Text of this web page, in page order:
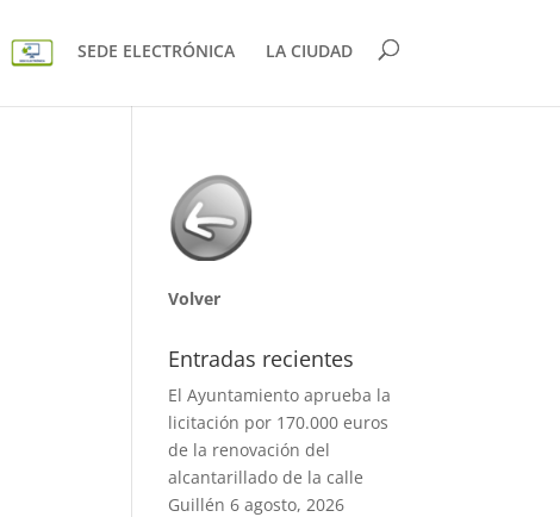
SEDE ELECTRÓNICA LA CIUDAD
Volver
Entradas recientes
El Ayuntamiento aprueba la
licitación por 170.000 euros
de la renovación del
alcantarillado de la calle
Guillén 6 agosto, 2026